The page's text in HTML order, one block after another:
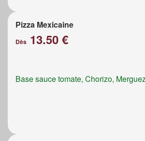
Pizza Mexicaine
Dès 13.50 €
Base sauce tomate, Chorizo,